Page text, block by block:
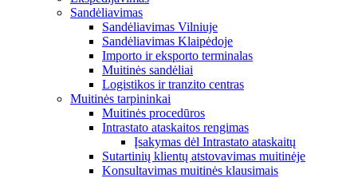
Sandėliavimas
Sandėliavimas Vilniuje
Sandėliavimas Klaipėdoje
Importo ir eksporto terminalas
Muitinės sandėliai
Logistikos ir tranzito centras
Muitinės tarpininkai
Muitinės procedūros
Intrastato ataskaitos rengimas
Įsakymas dėl Intrastato ataskaitų
Sutartinių klientų atstovavimas muitinėje
Konsultavimas muitinės klausimais